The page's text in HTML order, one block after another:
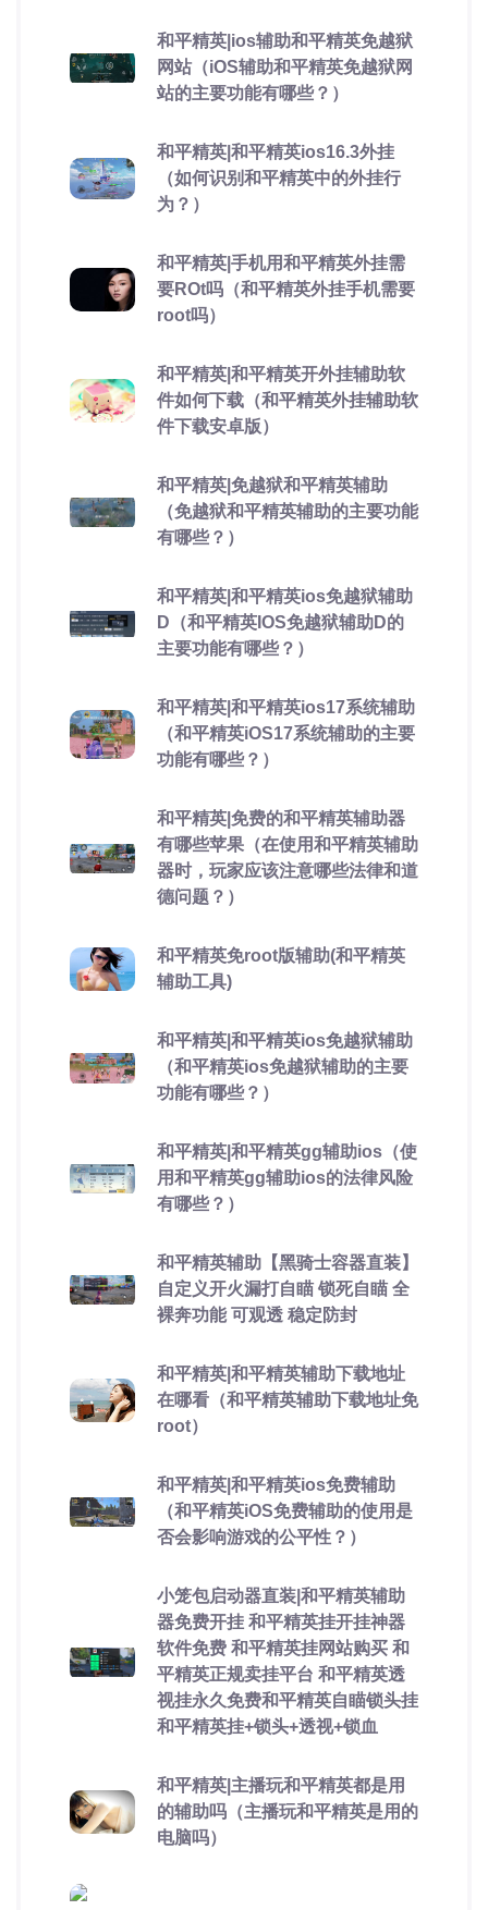
和平精英|ios辅助和平精英免越狱
网站（iOS辅助和平精英免越狱网
站的主要功能有哪些？）
和平精英|和平精英ios16.3外挂
（如何识别和平精英中的外挂行
为？）
和平精英|手机用和平精英外挂需
要ROt吗（和平精英外挂手机需要
root吗）
和平精英|和平精英开外挂辅助软
件如何下载（和平精英外挂辅助软
件下载安卓版）
和平精英|免越狱和平精英辅助
（免越狱和平精英辅助的主要功能
有哪些？）
和平精英|和平精英ios免越狱辅助
D（和平精英IOS免越狱辅助D的
主要功能有哪些？）
和平精英|和平精英ios17系统辅助
（和平精英iOS17系统辅助的主要
功能有哪些？）
和平精英|免费的和平精英辅助器
有哪些苹果（在使用和平精英辅助
器时，玩家应该注意哪些法律和道
德问题？）
和平精英免root版辅助(和平精英
辅助工具)
和平精英|和平精英ios免越狱辅助
（和平精英ios免越狱辅助的主要
功能有哪些？）
和平精英|和平精英gg辅助ios（使
用和平精英gg辅助ios的法律风险
有哪些？）
和平精英辅助【黑骑士容器直装】
自定义开火漏打自瞄 锁死自瞄 全
裸奔功能 可观透 稳定防封
和平精英|和平精英辅助下载地址
在哪看（和平精英辅助下载地址免
root）
和平精英|和平精英ios免费辅助
（和平精英iOS免费辅助的使用是
否会影响游戏的公平性？）
小笼包启动器直装|和平精英辅助
器免费开挂 和平精英挂开挂神器
软件免费 和平精英挂网站购买 和
平精英正规卖挂平台 和平精英透
视挂永久免费和平精英自瞄锁头挂
和平精英挂+锁头+透视+锁血
和平精英|主播玩和平精英都是用
的辅助吗（主播玩和平精英是用的
电脑吗）